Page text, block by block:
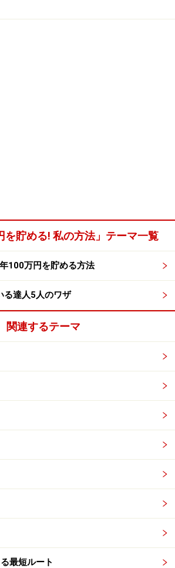
を貯める! 私の方法」テーマ一覧
100万円を貯める方法
る達人5人のワザ
関連するテーマ
最短ルート